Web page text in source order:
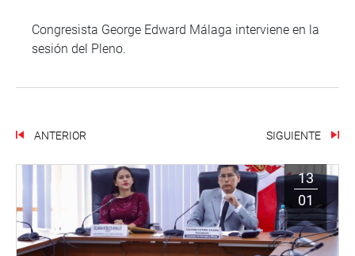
Congresista George Edward Málaga interviene en la
sesión del Pleno.
ANTERIOR SIGUIENTE
13
01